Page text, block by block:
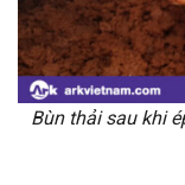
Bùn thải sau khi